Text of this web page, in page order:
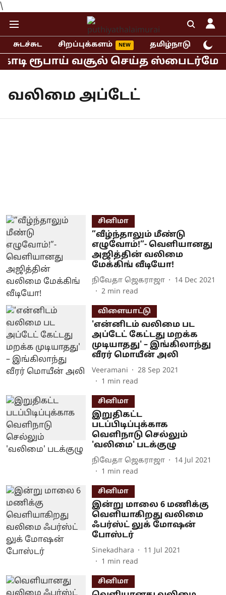
\
சுடச்சுட சிறப்புக்களம் தமிழ்நாடு
ரூபாய் வசூல் செய்த ஸ்பைடர்மேன்
வலிமை அப்டேட்
சினிமா
”வீழ்ந்தாலும் மீண்டு
எழுவோம்!”- வெளியானது
அஜித்தின் வலிமை
மேக்கிங் வீடியோ!
நிவேதா ஜெகராஜா
14 Dec 2021
2 min read
விளையாட்டு
'என்னிடம் வலிமை பட
அப்டேட் கேட்டது மறக்க
முடியாதது' – இங்கிலாந்து
வீரர் மொயீன் அலி
Veeramani
28 Sep 2021
1 min read
சினிமா
இறுதிகட்ட
படப்பிடிப்புக்காக
வெளிநாடு செல்லும்
'வலிமை' படக்குழு
நிவேதா ஜெகராஜா
14 Jul 2021
1 min read
சினிமா
இன்று மாலை 6 மணிக்கு
வெளியாகிறது வலிமை
ஃபர்ஸ்ட் லுக் மோஷன்
போஸ்டர்
Sinekadhara
11 Jul 2021
1 min read
சினிமா